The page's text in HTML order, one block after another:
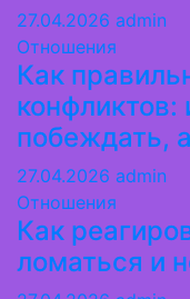
27.04.2026 admin
Отношения
Как
конфликтов:
побеждать,
27.04.2026 admin
Отношения
Как
ломаться и